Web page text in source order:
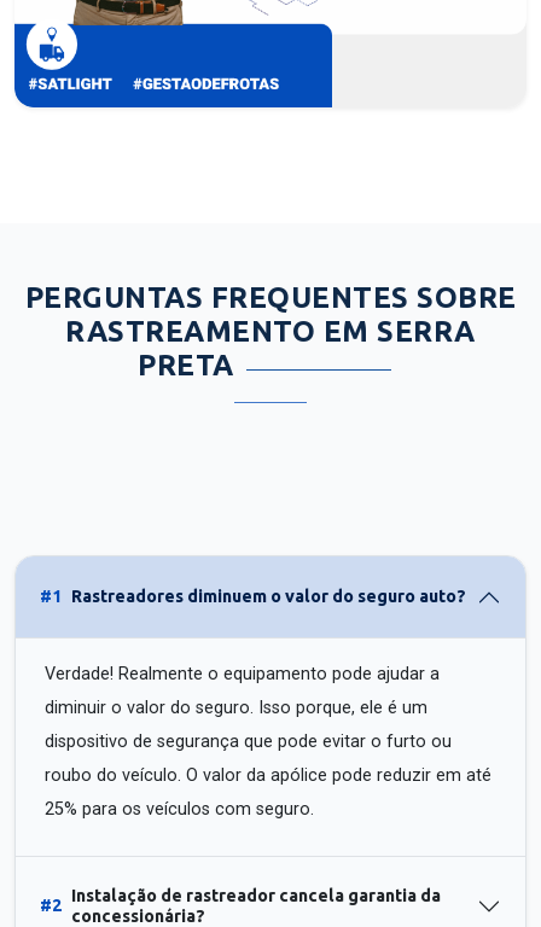
PERGUNTAS FREQUENTES SOBRE
RASTREAMENTO EM SERRA
PRETA
#1 Rastreadores diminuem o valor do seguro auto?
Verdade! Realmente o equipamento pode ajudar a
diminuir o valor do seguro. Isso porque, ele é um
dispositivo de segurança que pode evitar o furto ou
roubo do veículo. O valor da apólice pode reduzir em até
25% para os veículos com seguro.
#2
Instalação de rastreador cancela garantia da
concessionária?